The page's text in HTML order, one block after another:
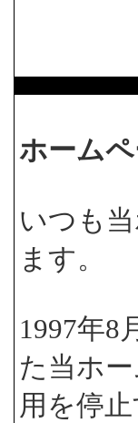
ホーム
いつも
ます。
1997年8
た当ホ
用を停